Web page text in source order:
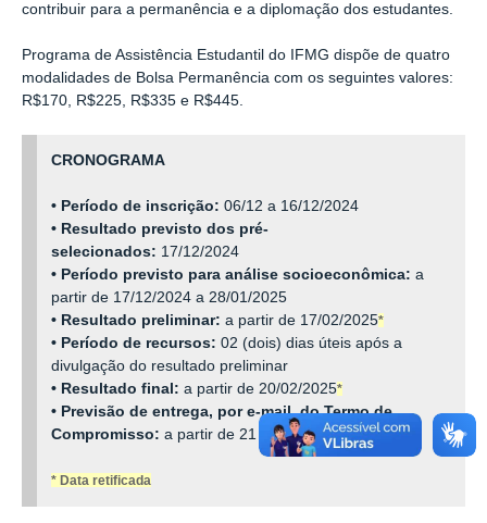
contribuir para a permanência e a diplomação dos estudantes.
Programa de Assistência Estudantil do IFMG dispõe de quatro
modalidades de Bolsa Permanência com os seguintes valores:
R$170, R$225, R$335 e R$445.
CRONOGRAMA
• Período de inscrição: 06/12 a 16/12/2024
• Resultado previsto dos pré-
selecionados: 17/12/2024
• Período previsto para análise socioeconômica: a
partir de 17/12/2024 a 28/01/2025
• Resultado preliminar:a partir de 17/02/2025*
• Período de recursos:02 (dois) dias úteis após a
divulgação do resultado preliminar
• Resultado final:a partir de 20/02/2025*
• Previsão de entrega, por e-mail, do Termo de
Compromisso: a partir de 21 a 25/02/2025*
* Data retificada